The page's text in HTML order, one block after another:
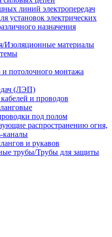
линий электропередач
установок электрических
назначения
Изоляционные материалы
потолочного монтажа
(ЛЭП)
и проводов
под полом
распространению огня,
каналы
и рукавов
трубы/Трубы для защиты